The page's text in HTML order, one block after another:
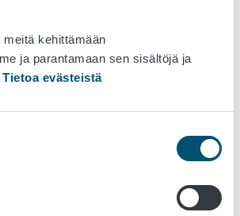
kehittämään
ja parantamaan sen sisältöjä ja
Tietoa evästeistä
vrn/20241127
on annettu erillisiä suosituksia,